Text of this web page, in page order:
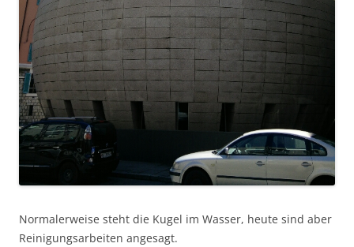
Normalerweise steht die Kugel im Wasser, heute sind aber
Reinigungsarbeiten angesagt.